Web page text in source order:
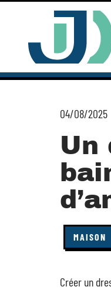
04/08/2025
Un
MAISON
Créer un